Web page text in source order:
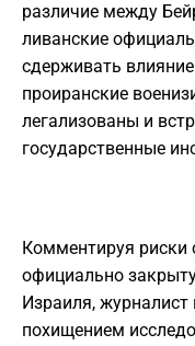
различие между
ливанские
сдерживать
проиранские
легализованы и
государственные
​Комментируя риски
официально
Израиля,
похищением